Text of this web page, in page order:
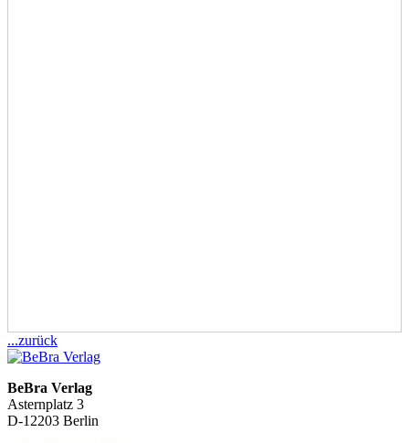
...zurück
BeBra Verlag
Asternplatz 3
D-12203 Berlin